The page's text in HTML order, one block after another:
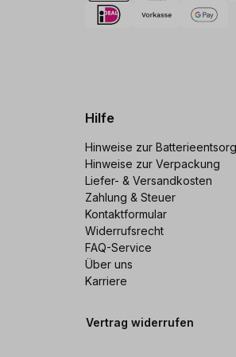
Hilfe
Hinweise zur
Hinweise zur Verpackung
Liefer- & Versandkosten
Zahlung & Steuer
Kontaktformular
Widerrufsrecht
FAQ-Service
Über uns
Karriere
Vertrag widerrufen